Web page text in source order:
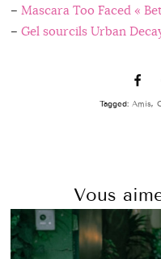
– Mascara Too Faced «
– Gel sourcils Urban
Tagged: Amis,
Vous